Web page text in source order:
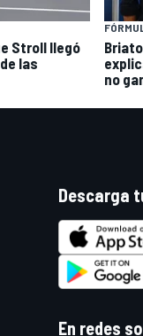
Stroll llegó
las
no
Descarga
En redes